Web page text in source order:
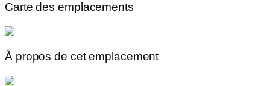
Carte des emplacements
À propos de cet emplacement